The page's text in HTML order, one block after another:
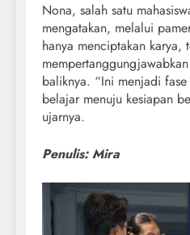
Nona, salah satu
mengatakan, melalui
hanya menciptakan karya,
baliknya. “Ini menjadi
belajar menuju kesiapan
ujarnya.
Penulis: Mira